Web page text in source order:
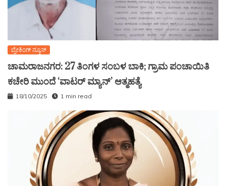
ಬ್ರೇಕಿಂಗ್ ನ್ಯೂಸ್
ಚಾಮರಾಜನಗರ: 27 ತಿಂಗಳ ಸಂಬಳ ಬಾಕಿ; ಗ್ರಾಮ ಪಂಚಾಯಿತಿ
ಕಚೇರಿ ಮುಂದೆ ‘ವಾಟರ್ ಮ್ಯಾನ್’ ಆತ್ಮಹತ್ಯೆ
18/10/2025 1 min read